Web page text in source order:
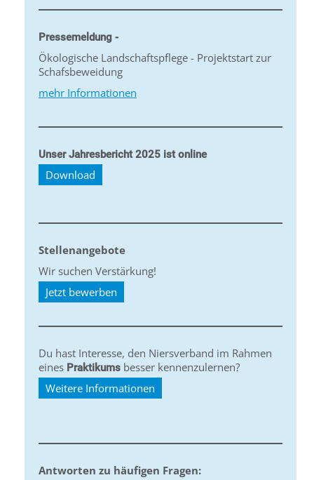
Pressemeldung -
Ökologische Landschaftspflege - Projektstart zur
Schafsbeweidung
mehr Informationen
Unser Jahresbericht 2025 ist online
Download
Stellenangebote
Wir suchen Verstärkung!
Jetzt bewerben
Du hast Interesse, den Niersverband im Rahmen
eines Praktikums besser kennenzulernen?
Weitere Informationen
Antworten zu häufigen Fragen: